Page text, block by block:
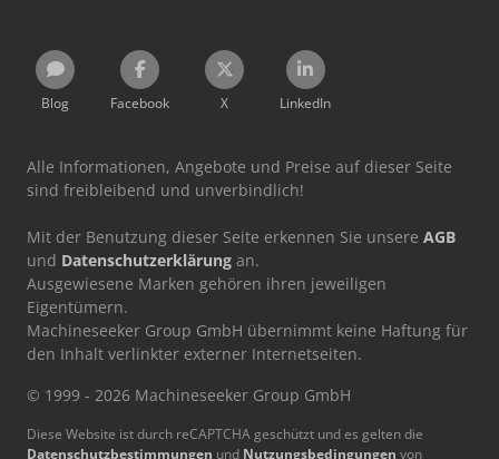
Blog Facebook X LinkedIn
Alle Informationen, Angebote und Preise auf dieser Seite
sind freibleibend und unverbindlich!
Mit der Benutzung dieser Seite erkennen Sie unsere AGB
und Datenschutzerklärung an.
Ausgewiesene Marken gehören ihren jeweiligen
Eigentümern.
Machineseeker Group GmbH übernimmt keine Haftung für
den Inhalt verlinkter externer Internetseiten.
© 1999 - 2026 Machineseeker Group GmbH
Diese Website ist durch reCAPTCHA geschützt und es gelten die
Datenschutzbestimmungen und Nutzungsbedingungen von